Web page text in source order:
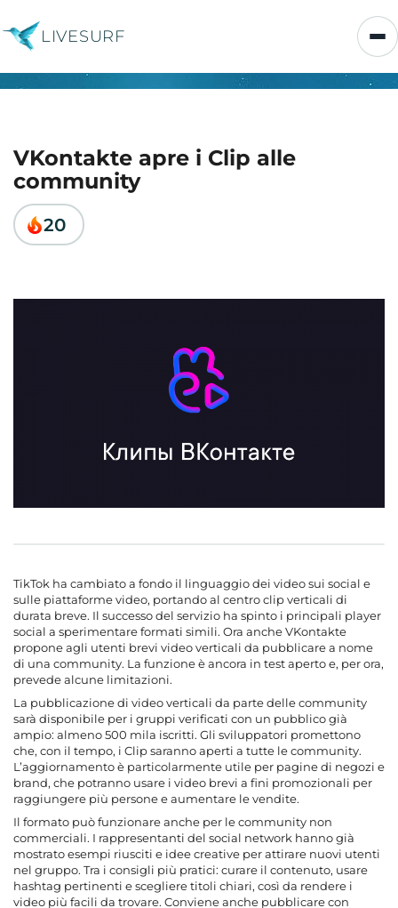
LIVESURF
VKontakte apre i Clip alle
community
20
TikTok ha cambiato a fondo il linguaggio dei video sui social e
sulle piattaforme video, portando al centro clip verticali di
durata breve. Il successo del servizio ha spinto i principali player
social a sperimentare formati simili. Ora anche VKontakte
propone agli utenti brevi video verticali da pubblicare a nome
di una community. La funzione è ancora in test aperto e, per ora,
prevede alcune limitazioni.
La pubblicazione di video verticali da parte delle community
sarà disponibile per i gruppi verificati con un pubblico già
ampio: almeno 500 mila iscritti. Gli sviluppatori promettono
che, con il tempo, i Clip saranno aperti a tutte le community.
L’aggiornamento è particolarmente utile per pagine di negozi e
brand, che potranno usare i video brevi a fini promozionali per
raggiungere più persone e aumentare le vendite.
Il formato può funzionare anche per le community non
commerciali. I rappresentanti del social network hanno già
mostrato esempi riusciti e idee creative per attirare nuovi utenti
nel gruppo. Tra i consigli più pratici: curare il contenuto, usare
hashtag pertinenti e scegliere titoli chiari, così da rendere i
video più facili da trovare. Conviene anche pubblicare con